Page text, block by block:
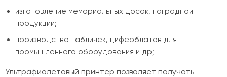
изготовление мемориальных досок, наградной
продукции;
производство табличек, циферблатов для
промышленного оборудования и др;
Ультрафиолетовый принтер позволяет получать